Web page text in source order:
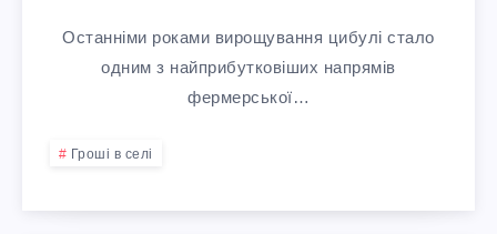
С
К
О
Н
С
Останніми роками вирощування цибулі стало
одним з найприбутковіших напрямів
фермерської…
Гроші в селі